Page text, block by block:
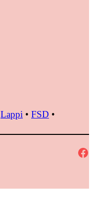
Lappi • FSD •
Facebook